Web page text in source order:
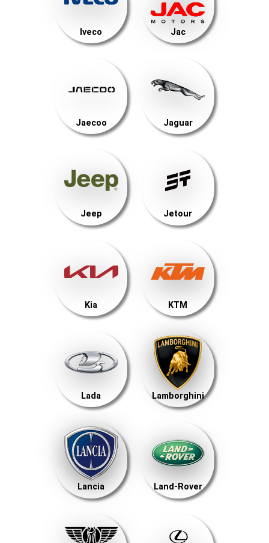
Iveco Jac
Jaecoo Jaguar
Jeep Jetour
Kia KTM
Lada Lamborghini
Lancia Land-Rover